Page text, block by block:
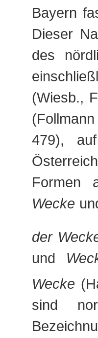
Bayern
Dieser
des
(Wiesb.,
479),
Formen
Wecke
der
und
Wecke
sind